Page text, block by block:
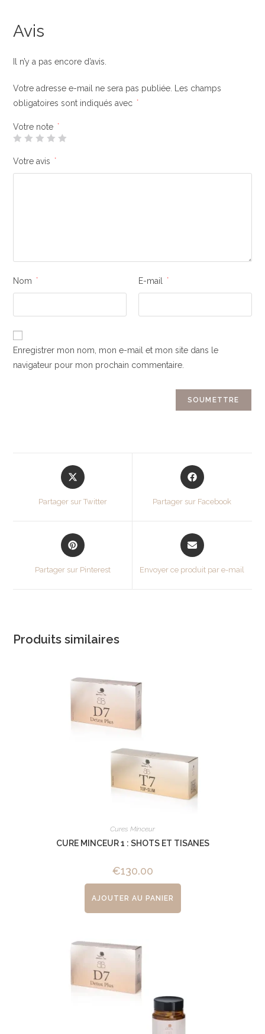
Avis
Il n’y a pas encore d’avis.
Votre adresse e-mail ne sera pas publiée.
Les champs
obligatoires sont indiqués avec
*
Votre note *
Votre avis *
Nom * E-mail *
Enregistrer mon nom, mon e-mail et mon site dans le
navigateur pour mon prochain commentaire.
Partager sur Twitter Partager sur Facebook
Partager sur Pinterest Envoyer ce produit par e-mail
Produits similaires
Cures Minceur
CURE MINCEUR 1 : SHOTS ET TISANES
€130.00
AJOUTER AU PANIER